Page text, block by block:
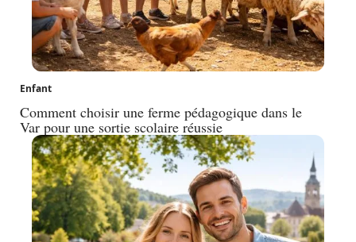
Enfant
Comment choisir une ferme pédagogique dans le
Var pour une sortie scolaire réussie